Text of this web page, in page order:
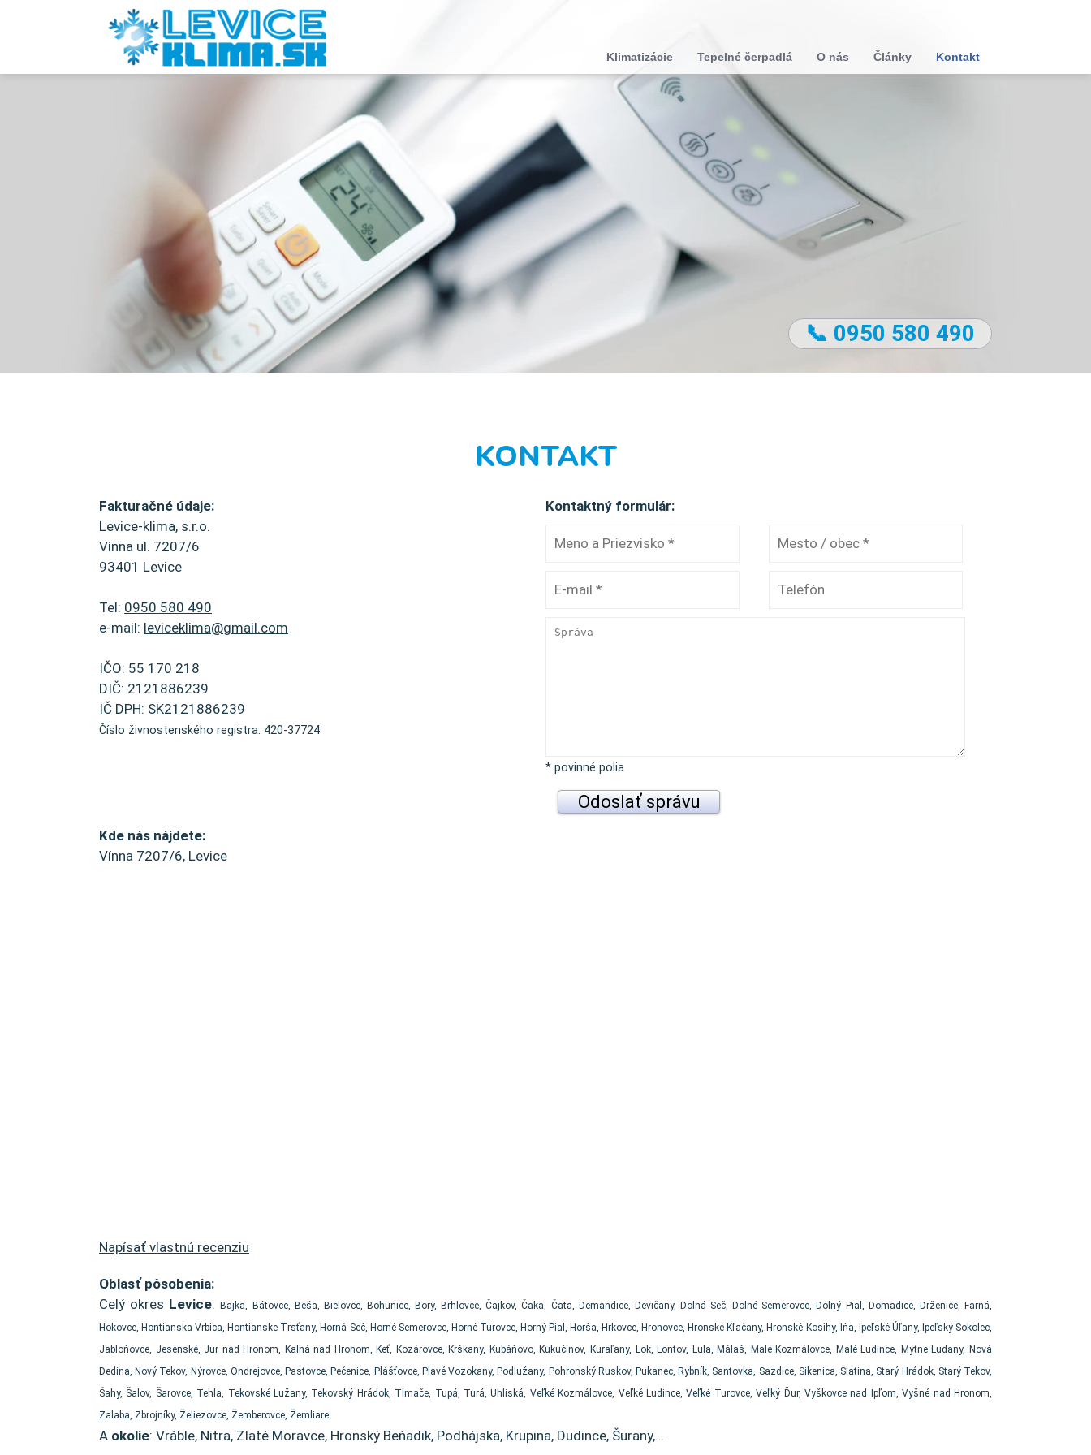
Klimatizácie Tepelné čerpadlá O nás Články Kontakt
📞 0950 580 490
KONTAKT
Fakturačné údaje:
Levice-klima, s.r.o.
Vínna ul. 7207/6
93401 Levice
Tel: 0950 580 490
e-mail: leviceklima@gmail.com
IČO: 55 170 218
DIČ: 2121886239
IČ DPH: SK2121886239
Číslo živnostenského registra: 420-37724
Kontaktný formulár:
* povinné polia
Kde nás nájdete:
Vínna 7207/6, Levice
Napísať vlastnú recenziu
Oblasť pôsobenia:
Celý okres Levice:Bajka, Bátovce, Beša, Bielovce, Bohunice, Bory, Brhlovce, Čajkov, Čaka, Čata, Demandice, Devičany, Dolná Seč, Dolné Semerovce, Dolný Pial, Domadice, Drženice, Farná,
Hokovce, Hontianska Vrbica, Hontianske Trsťany, Horná Seč, Horné Semerovce, Horné Túrovce, Horný Pial, Horša, Hrkovce, Hronovce, Hronské Kľačany, Hronské Kosihy, Iňa, Ipeľské Úľany, Ipeľský Sokolec,
Jabloňovce, Jesenské, Jur nad Hronom, Kalná nad Hronom, Keť, Kozárovce, Krškany, Kubáňovo, Kukučínov, Kuraľany, Lok, Lontov, Lula, Málaš, Malé Kozmálovce, Malé Ludince, Mýtne Ludany, Nová
Dedina, Nový Tekov, Nýrovce, Ondrejovce, Pastovce, Pečenice, Plášťovce, Plavé Vozokany, Podlužany, Pohronský Ruskov, Pukanec, Rybník, Santovka, Sazdice, Sikenica, Slatina, Starý Hrádok, Starý Tekov,
Šahy, Šalov, Šarovce, Tehla, Tekovské Lužany, Tekovský Hrádok, Tlmače, Tupá, Turá, Uhliská, Veľké Kozmálovce, Veľké Ludince, Veľké Turovce, Veľký Ďur, Vyškovce nad Ipľom, Vyšné nad Hronom,
Zalaba, Zbrojníky, Želiezovce, Žemberovce, Žemliare
A okolie: Vráble, Nitra, Zlaté Moravce, Hronský Beňadik, Podhájska, Krupina, Dudince, Šurany,...